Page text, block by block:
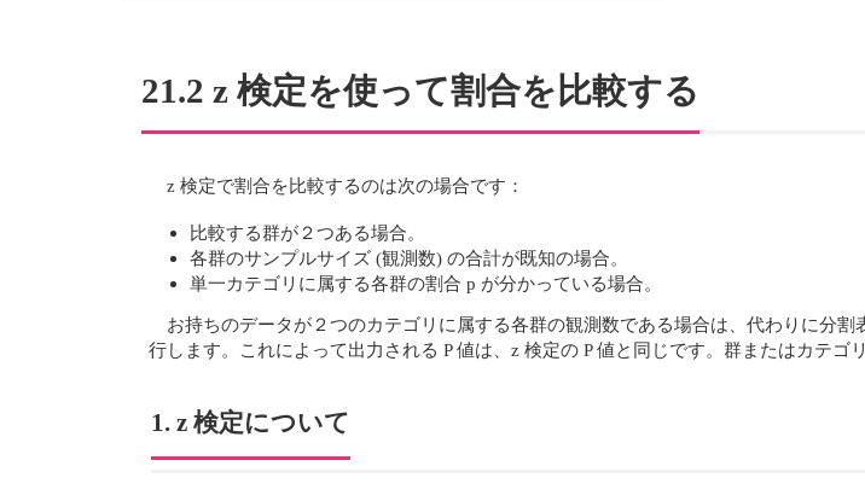
21.2 z 検定を使って割合を比較する
z 検定で割合を比較するのは次の場合です：
比較する群が２つある場合。
各群のサンプルサイズ (観測数) の合計が既知の場合。
単一カテゴリに属する各群の割合 p が分かっている場合。
お持ちのデータが２つのカテゴリに属する各群の観測数である場合は、代わりに分割
行します。これによって出力される P 値は、z 検定の P 値と同じです。群またはカテゴ
1. z 検定について